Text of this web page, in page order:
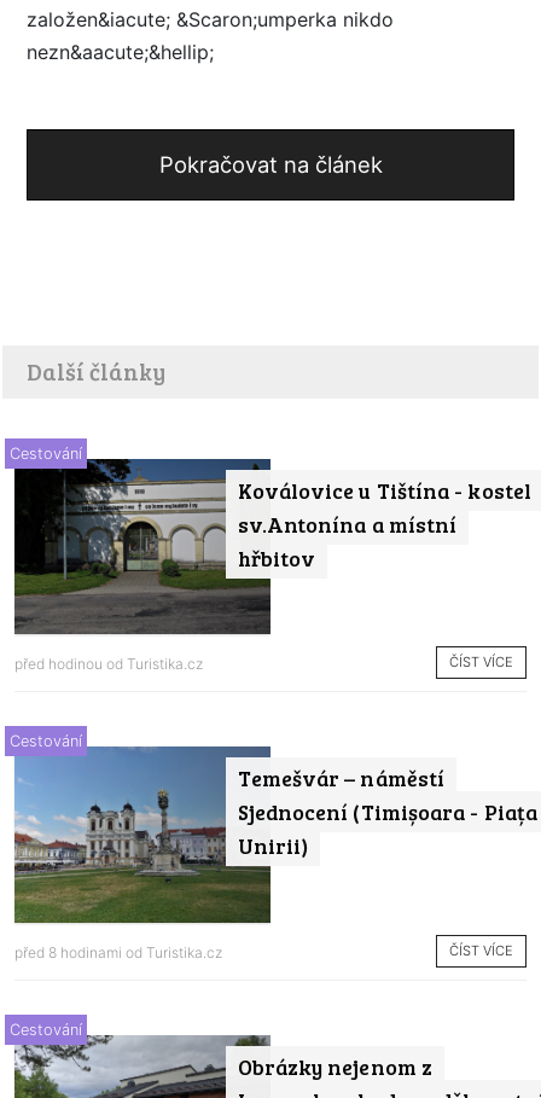
založen&iacute; &Scaron;umperka nikdo
nezn&aacute;&hellip;
Pokračovat na článek
Další články
Koválovice u Tištína - kostel
sv.Antonína a místní
hřbitov
Cestování
před hodinou od Turistika.cz ČÍST VÍCE
Temešvár – náměstí
Sjednocení (Timișoara - Piața
Unirii)
Cestování
před 8 hodinami od Turistika.cz ČÍST VÍCE
Obrázky nejenom z
Cestování